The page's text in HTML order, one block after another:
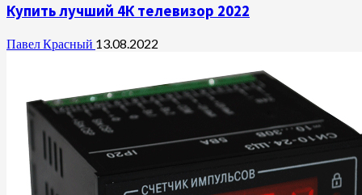
Купить лучший 4К телевизор 2022
Павел Красный 13.08.2022